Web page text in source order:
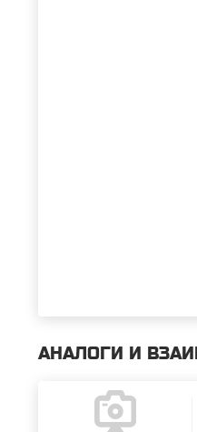
АНАЛОГИ И